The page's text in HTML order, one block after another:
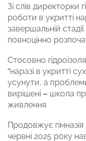
Зі слів директорки
роботи в укритті
завершальній
повноцінно
Стосовно
“наразі в укритті
усунути, а
вирішені – школа
живлення.
Продовжує
червні 2025 року